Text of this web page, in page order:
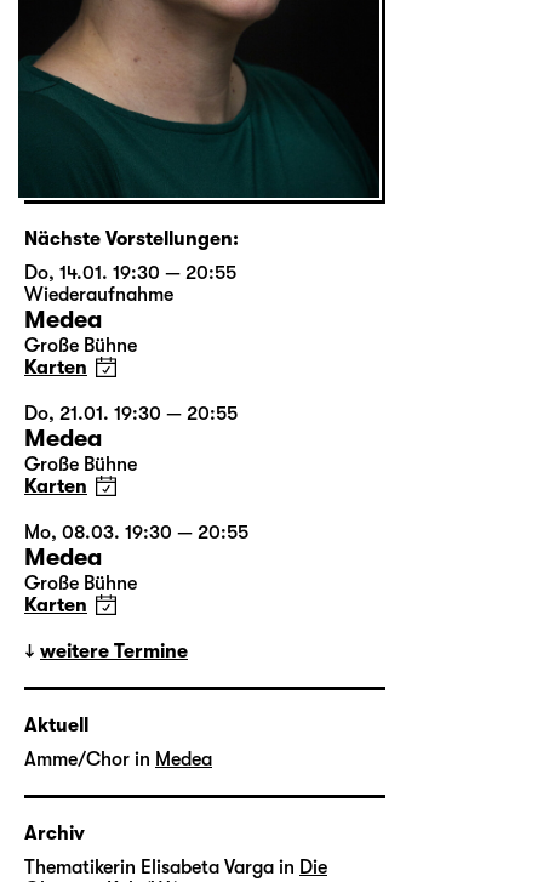
Nächste Vorstellungen:
Do, 14.01. 19:30 — 20:55
Wiederaufnahme
Medea
Große Bühne
Karten
Do, 21.01. 19:30 — 20:55
Medea
Große Bühne
Karten
Mo, 08.03. 19:30 — 20:55
Medea
Große Bühne
Karten
weitere Termine
Aktuell
Amme/Chor in Medea
Archiv
Thematikerin Elisabeta Varga in Die